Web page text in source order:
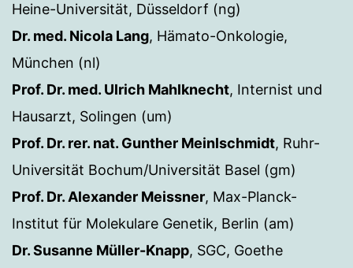
Heine-Universität, Düsseldorf (ng)
Dr. med. Nicola Lang, Hämato-Onkologie,
München (nl)
Prof. Dr. med. Ulrich Mahlknecht, Internist und
Hausarzt, Solingen (um)
Prof. Dr. rer. nat. Gunther Meinlschmidt, Ruhr-
Universität Bochum/Universität Basel (gm)
Prof. Dr. Alexander Meissner, Max-Planck-
Institut für Molekulare Genetik, Berlin (am)
Dr. Susanne Müller-Knapp, SGC, Goethe